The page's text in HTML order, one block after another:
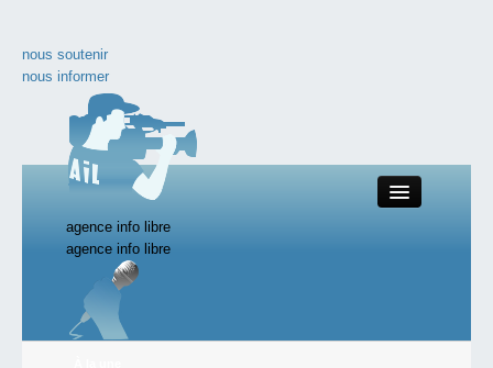
nous soutenir
nous informer
agence info libre
Close
nos productions
agence info libre